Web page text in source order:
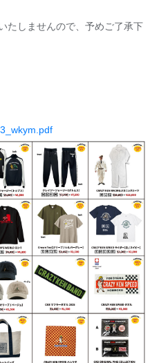
たしませんので、予めご了承下